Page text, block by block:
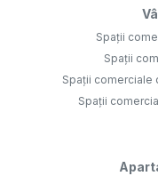
Spații
Spații
Spații comerciale
Spații